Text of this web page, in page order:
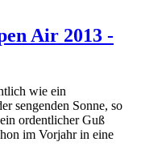
Air 2013 -
wie ein
sengenden Sonne, so
ordentlicher Guß
im Vorjahr in eine